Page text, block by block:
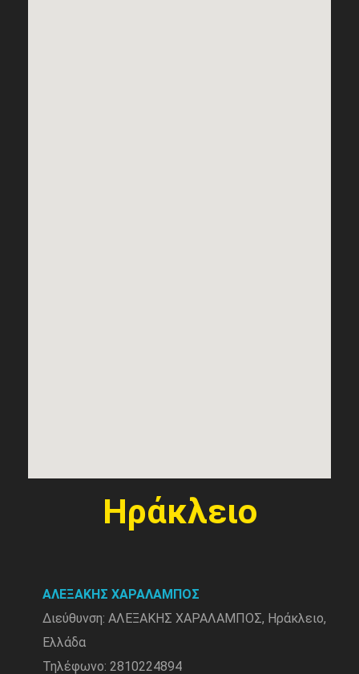
Ηράκλειο
ΑΛΕΞΑΚΗΣ ΧΑΡΑΛΑΜΠΟΣ
Διεύθυνση: ΑΛΕΞΑΚΗΣ ΧΑΡΑΛΑΜΠΟΣ, Ηράκλειο,
Ελλάδα
Τηλέφωνο: 2810224894